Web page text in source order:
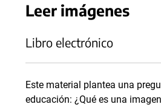
Leer imágenes
Libro electrónico
Este material plantea una
educación: ¿Qué es una